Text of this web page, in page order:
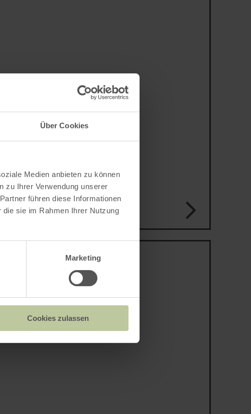
Über Cookies
Medien anbieten zu können
zu Ihrer Verwendung unserer
führen diese Informationen
sie im Rahmen Ihrer Nutzung
Marketing
Cookies zulassen
in der Rureifel